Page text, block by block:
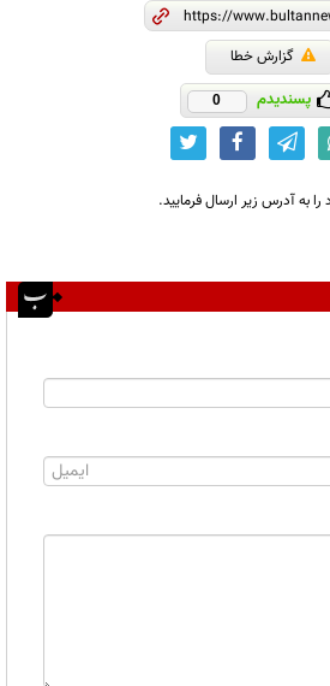
گزارش خطا
پسندیدم 0
به آدرس زیر ارسال فرمایید.